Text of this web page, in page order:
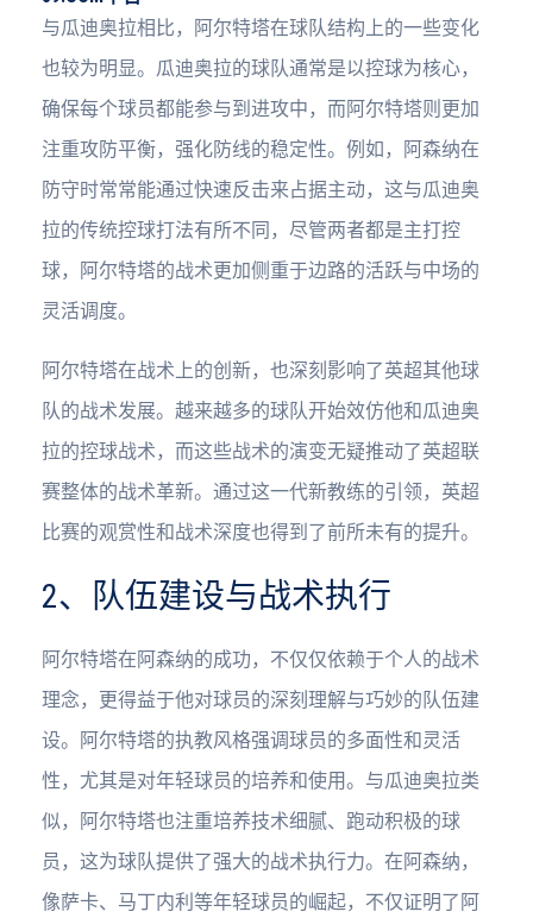
与瓜迪奥拉相比，阿尔特塔在球队结构上的一些变化
也较为明显。瓜迪奥拉的球队通常是以控球为核心，
确保每个球员都能参与到进攻中，而阿尔特塔则更加
注重攻防平衡，强化防线的稳定性。例如，阿森纳在
防守时常常能通过快速反击来占据主动，这与瓜迪奥
拉的传统控球打法有所不同，尽管两者都是主打控
球，阿尔特塔的战术更加侧重于边路的活跃与中场的
灵活调度。
阿尔特塔在战术上的创新，也深刻影响了英超其他球
队的战术发展。越来越多的球队开始效仿他和瓜迪奥
拉的控球战术，而这些战术的演变无疑推动了英超联
赛整体的战术革新。通过这一代新教练的引领，英超
比赛的观赏性和战术深度也得到了前所未有的提升。
2、队伍建设与战术执行
阿尔特塔在阿森纳的成功，不仅仅依赖于个人的战术
理念，更得益于他对球员的深刻理解与巧妙的队伍建
设。阿尔特塔的执教风格强调球员的多面性和灵活
性，尤其是对年轻球员的培养和使用。与瓜迪奥拉类
似，阿尔特塔也注重培养技术细腻、跑动积极的球
员，这为球队提供了强大的战术执行力。在阿森纳，
像萨卡、马丁内利等年轻球员的崛起，不仅证明了阿